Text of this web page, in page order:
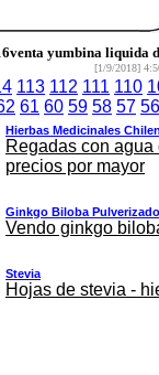
yumbina liquida
[1/9/2018]
113 112 111 110
61 60 59 58 57 56
Hierbas Medicinales
Regadas con
precios por mayor
Ginkgo Biloba Pulverizado
Vendo ginkgo
Stevia
Hojas de stevia -